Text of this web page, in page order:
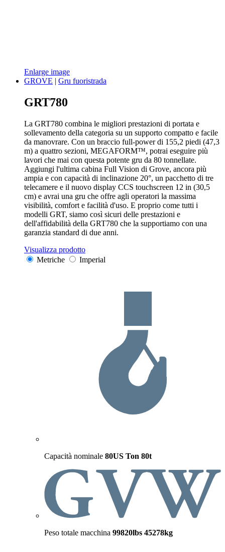
Enlarge image
GROVE | Gru fuoristrada
GRT780
La GRT780 combina le migliori prestazioni di portata e
sollevamento della categoria su un supporto compatto e facile
da manovrare. Con un braccio full-power di 155,2 piedi (47,3
m) a quattro sezioni, MEGAFORM™, potrai eseguire più
lavori che mai con questa potente gru da 80 tonnellate.
Aggiungi l'ultima cabina Full Vision di Grove, ancora più
ampia e con capacità di inclinazione 20°, un pacchetto di tre
telecamere e il nuovo display CCS touchscreen 12 in (30,5
cm) e avrai una gru che offre agli operatori la massima
visibilità, comfort e facilità d'uso. E proprio come tutti i
modelli GRT, siamo così sicuri delle prestazioni e
dell'affidabilità della GRT780 che la supportiamo con una
garanzia standard di due anni.
Visualizza prodotto
Metriche
Imperial
Capacità nominale 80US Ton 80t
Peso totale macchina 99820lbs 45278kg